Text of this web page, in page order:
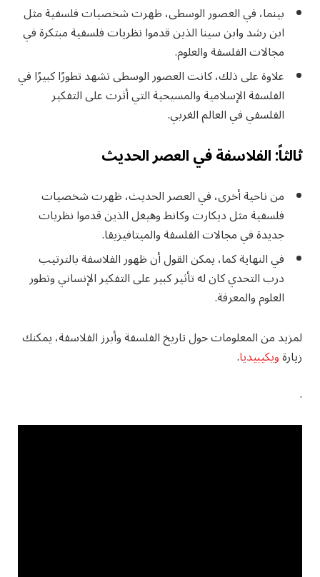
بينما، في العصور الوسطى، ظهرت شخصيات فلسفية مثل
ابن رشد وابن سينا الذين قدموا نظريات فلسفية مبتكرة في
مجالات الفلسفة والعلوم.
علاوة على ذلك، كانت العصور الوسطى تشهد تطورًا كبيرًا في
الفلسفة الإسلامية والمسيحية التي أثرت على التفكير
الفلسفي في العالم الغربي.
ثالثاً: الفلاسفة في العصر الحديث
من ناحية أخرى، في العصر الحديث، ظهرت شخصيات
فلسفية مثل ديكارت وكانط وهيغل الذين قدموا نظريات
جديدة في مجالات الفلسفة والميتافيزيقا.
في النهاية كما، يمكن القول أن ظهور الفلاسفة بالترتيب
درب التحدي كان له تأثير كبير على التفكير الإنساني وتطور
العلوم والمعرفة.
لمزيد من المعلومات حول تاريخ الفلسفة وأبرز الفلاسفة، يمكنك
زيارةويكيبيديا.
.